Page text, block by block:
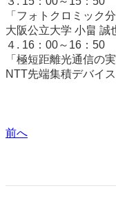
「フォトクロミック
大阪公立大学 小畠 誠
４. 16：00～16：50
「極短距離光通信の
NTT先端集積デバイ
前へ